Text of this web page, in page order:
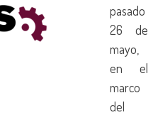
pasado
26 de
mayo,
en el
marco
del